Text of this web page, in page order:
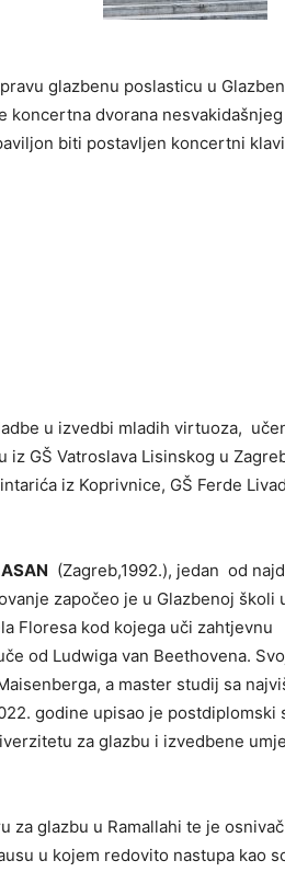
glazbenu poslasticu u
koncertna dvorana nesvakidašnjeg
biti postavljen koncertni
u izvedbi mladih virtuoza,
GŠ Vatroslava Lisinskog u
iz Koprivnice, GŠ Ferde
(Zagreb,1992.), jedan od
započeo je u Glazbenoj školi
Floresa kod kojega uči zahtjevnu
od Ludwiga van Beethovena.
a master studij sa
godine upisao je postdiplomski
za glazbu i izvedbene
za glazbu u Ramallahi te je
u kojem redovito nastupa kao